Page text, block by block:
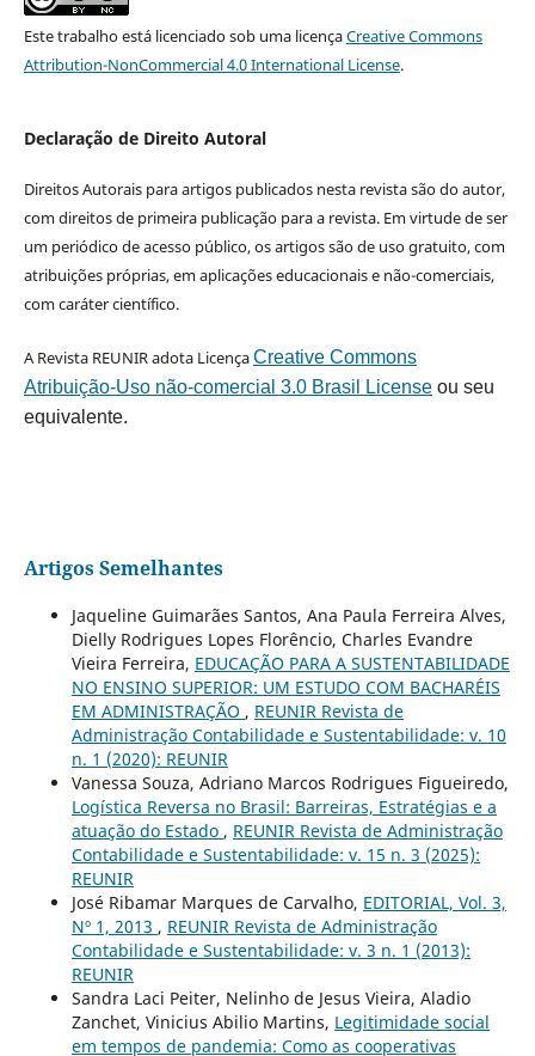
Este trabalho está licenciado sob uma licençaCreative Commons
Attribution-NonCommercial 4.0 International License.
Declaração de Direito Autoral
Direitos Autorais para artigos publicados nesta revista são do autor,
com direitos de primeira publicação para a revista. Em virtude de ser
um periódico de acesso público, os artigos são de uso gratuito, com
atribuições próprias, em aplicações educacionais e não-comerciais,
com caráter científico.
A Revista REUNIR adota LicençaCreative Commons
Atribuição-Uso não-comercial 3.0 Brasil Licenseou seu
equivalente.
Artigos Semelhantes
Jaqueline Guimarães Santos, Ana Paula Ferreira Alves,
Dielly Rodrigues Lopes Florêncio, Charles Evandre
Vieira Ferreira, EDUCAÇÃO PARA A SUSTENTABILIDADE
NO ENSINO SUPERIOR: UM ESTUDO COM BACHARÉIS
EM ADMINISTRAÇÃO , REUNIR Revista de
Administração Contabilidade e Sustentabilidade: v. 10
n. 1 (2020): REUNIR
Vanessa Souza, Adriano Marcos Rodrigues Figueiredo,
Logística Reversa no Brasil: Barreiras, Estratégias e a
atuação do Estado , REUNIR Revista de Administração
Contabilidade e Sustentabilidade: v. 15 n. 3 (2025):
REUNIR
José Ribamar Marques de Carvalho, EDITORIAL, Vol. 3,
Nº 1, 2013 , REUNIR Revista de Administração
Contabilidade e Sustentabilidade: v. 3 n. 1 (2013):
REUNIR
Sandra Laci Peiter, Nelinho de Jesus Vieira, Aladio
Zanchet, Vinicius Abilio Martins, Legitimidade social
em tempos de pandemia: Como as cooperativas